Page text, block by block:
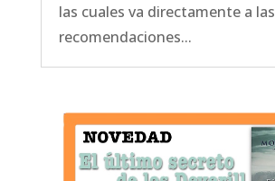
las cuales va directamente a las
recomendaciones...